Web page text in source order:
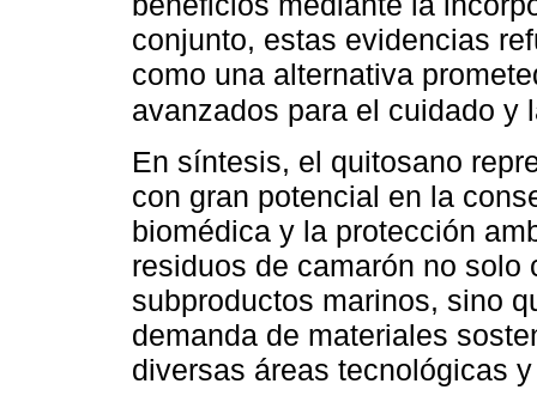
conjunto, estas evidencias
como una alternativa
avanzados para el cuidado
En síntesis, el quitosano
con gran potencial en la
biomédica y la protección
residuos de camarón no
subproductos marinos, sino
demanda de materiales
diversas áreas tecnológicas